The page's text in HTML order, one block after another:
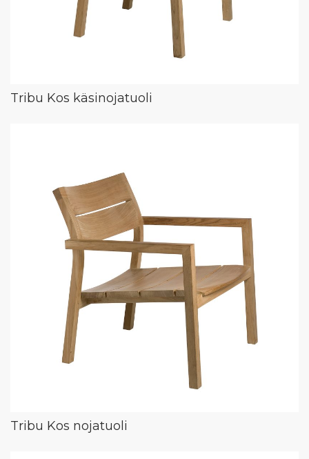
Tribu Kos käsinojatuoli
Tribu Kos nojatuoli